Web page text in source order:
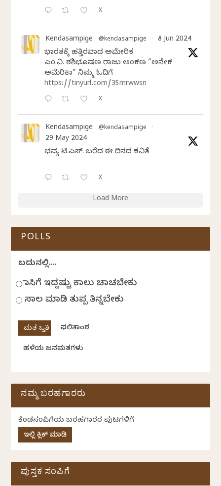
X
Kendasampige @kendasampige · 8 Jun 2024
ಭಾರತಕ್ಕೆ ಹತ್ತಿರವಾದ ಅಮೇರಿಕ
ಎಂ.ವಿ. ಶಶಿಭೂಷಣ ರಾಜು ಅಂಕಣ “ಅನೇಕ
ಅಮೆರಿಕಾ” ನಿಮ್ಮ ಓದಿಗೆ
https://tinyurl.com/35mrwwsn
X
Kendasampige @kendasampige ·
29 May 2024
ಭವ್ಯ ಟಿ.ಎಸ್. ಬರೆದ ಈ ದಿನದ ಕವಿತೆ
X
Load More
POLLS
ಬದುಕಿನಲ್ಲಿ....
ಹಾಸಿಗೆ ಇದ್ದಷ್ಟು ಕಾಲು ಚಾಚಬೇಕು
ಸಾಲ ಮಾಡಿ ತುಪ್ಪ ತಿನ್ನಬೇಕು
ಫಲಿತಾಂಶ
ಹಳೆಯ ಜನಮತಗಳು
ನಮ್ಮ ಬರಹಗಾರರು
ಕೆಂಡಸಂಪಿಗೆಯ ಬರಹಗಾರರ ಪುಟಗಳಿಗೆ
ಇಲ್ಲಿ ಕ್ಲಿಕ್ ಮಾಡಿ
ಪುಸ್ತಕ ಸಂಪಿಗೆ